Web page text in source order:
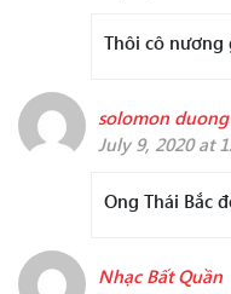
Thôi cô
solomon duong
July 9, 2020 at
Ong Thái Bắc
Nhạc Bất Quần